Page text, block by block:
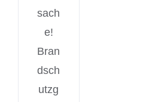
sach
e!
Bran
dsch
utzg